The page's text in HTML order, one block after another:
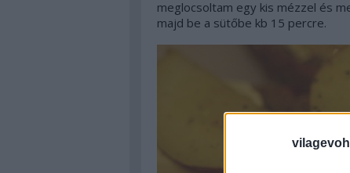
meglocsoltam egy kis mézzel és
majd be a sütőbe kb 15 percre.